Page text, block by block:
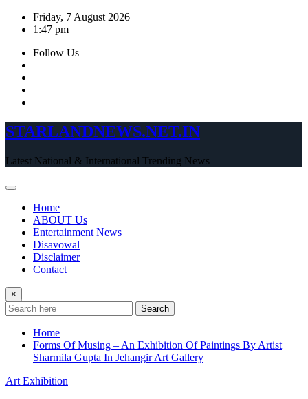
Skip
Friday, 7 August 2026
1:47 pm
Follow Us
STARLANDNEWS.NET.IN
Latest National & International Trending News
Home
ABOUT Us
Entertainment News
Disavowal
Disclaimer
Contact
×
Search
Home
Forms Of Musing – An Exhibition Of Paintings By Artist
Sharmila Gupta In Jehangir Art Gallery
Art Exhibition